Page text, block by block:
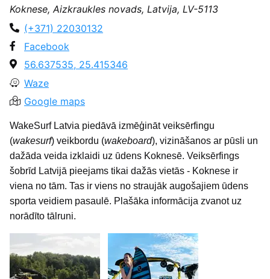
Koknese, Aizkraukles novads, Latvija, LV-5113
(+371) 22030132
Facebook
56.637535, 25.415346
Waze
Google maps
WakeSurf Latvia piedāvā izmēģināt veiksērfingu
(wakesurf) veikbordu (wakeboard), vizināšanos ar pūsli un
dažāda veida izklaidi uz ūdens Koknesē. Veiksērfings
šobrīd Latvijā pieejams tikai dažās vietās - Koknese ir
viena no tām. Tas ir viens no straujāk augošajiem ūdens
sporta veidiem pasaulē. Plašāka informācija zvanot uz
norādīto tālruni.